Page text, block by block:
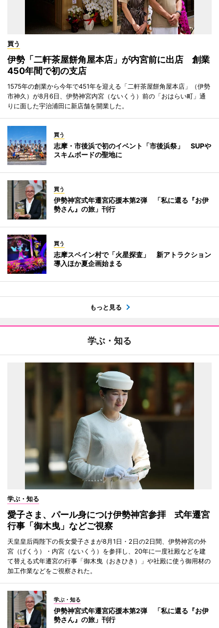
買う
伊勢「二軒茶屋餅角屋本店」が内宮前に出店 創業
450年間で初の支店
1575年の創業から今年で451年を迎える「二軒茶屋餅角屋本店」（伊勢
市神久）が8月6日、伊勢神宮内宮（ないくう）前の「おはらい町」通
りに面した宇治浦田に新店舗を開業した。
買う
志摩・市後浜で初のイベント「市後浜祭」 SUPや
スキムボードの聖地に
買う
伊勢神宮式年遷宮応援本第2弾 「私に還る『お伊
勢さん』の旅」刊行
買う
志摩スペイン村で「火星探査」 新アトラクション
導入ほか夏企画始まる
もっと見る
学ぶ・知る
学ぶ・知る
愛子さま、パール身につけ伊勢神宮参拝 式年遷宮
行事「御木曳」などご視察
天皇皇后両陛下の長女愛子さまが8月1日・2日の2日間、伊勢神宮の外
宮（げくう）・内宮（ないくう）を参拝し、20年に一度社殿などを建
て替える式年遷宮の行事「御木曳（おきひき）」や社殿に使う御用材の
加工作業などをご視察された。
学ぶ・知る
伊勢神宮式年遷宮応援本第2弾 「私に還る『お伊
勢さん』の旅」刊行